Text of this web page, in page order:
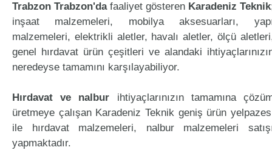
Trabzon Trabzon'dafaaliyet gösteren Karadeniz Teknik
inşaat malzemeleri, mobilya aksesuarları,
malzemeleri, elektrikli aletler, havalı aletler, ölçü
genel hırdavat ürün çeşitleri ve alandaki
neredeyse tamamını karşılayabiliyor.
Hırdavat ve nalbur ihtiyaçlarınızın tamamına
üretmeye çalışan Karadeniz Teknik geniş ürün
ile hırdavat malzemeleri, nalbur malzemeleri
yapmaktadır.